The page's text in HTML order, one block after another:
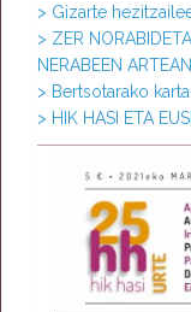
> Gizarte
> ZER
NERABEEN
> Bertsotarako
> HIK HASI ETA